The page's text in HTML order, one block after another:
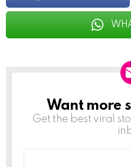
NEWSLETTER
Want more
Get the best viral